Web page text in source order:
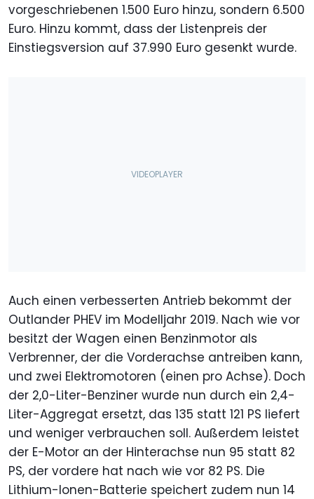
vorgeschriebenen 1.500 Euro hinzu, sondern 6.500
Euro. Hinzu kommt, dass der Listenpreis der
Einstiegsversion auf 37.990 Euro gesenkt wurde.
Auch einen verbesserten Antrieb bekommt der
Outlander PHEV im Modelljahr 2019. Nach wie vor
besitzt der Wagen einen Benzinmotor als
Verbrenner, der die Vorderachse antreiben kann,
und zwei Elektromotoren (einen pro Achse). Doch
der 2,0-Liter-Benziner wurde nun durch ein 2,4-
Liter-Aggregat ersetzt, das 135 statt 121 PS liefert
und weniger verbrauchen soll. Außerdem leistet
der E-Motor an der Hinterachse nun 95 statt 82
PS, der vordere hat nach wie vor 82 PS. Die
Lithium-Ionen-Batterie speichert zudem nun 14